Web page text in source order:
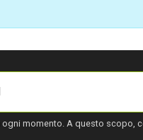
momento. A questo scopo,